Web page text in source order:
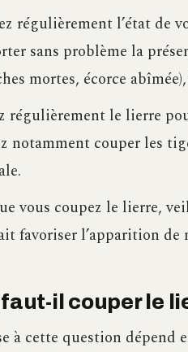
régulièrement l’état de
sans problème la
mortes, écorce
régulièrement le lierre
notamment couper les
vous coupez le lierre,
favoriser l’apparition de
il couper le
à cette question